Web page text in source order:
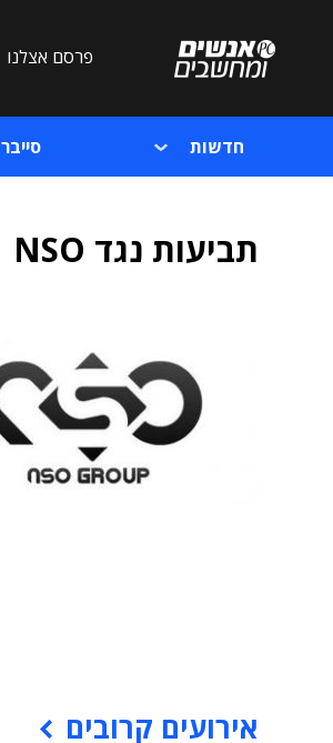
פרסם אצלנו
חדשות סייבר
תביעות נגד NSO
אירועים קרובים